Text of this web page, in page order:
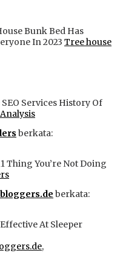
Bunk Bed Has
In 2023 Tree house
Services History Of
berkata:
Thing You’re Not Doing
berkata:
At Sleeper
,